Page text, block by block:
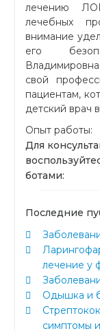
лечению
лечебных
внимание
его
свой
пациентам,
детский врач
Опыт работы:
Для
ботами:
Последние
лечение у
Одышка и
симптомы